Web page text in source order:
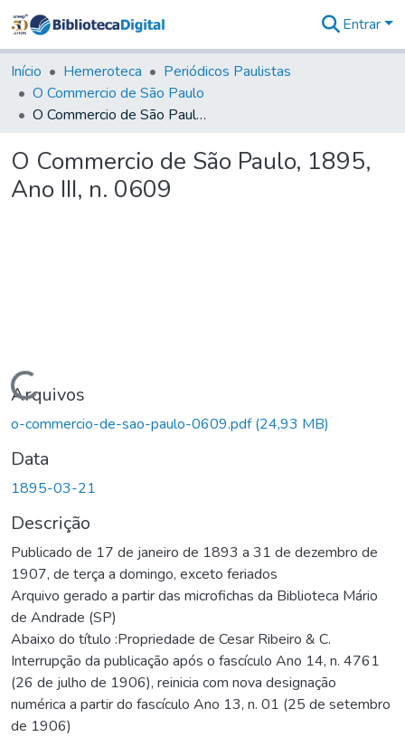
&
Coleções
Tudo na
Biblioteca
Estatísticas
Entrar
Início Hemeroteca
Periódicos Paulistas
O Commercio de São Paulo
O Commercio de São Paulo, 1895, Ano III, n. 0609
O Commercio de São Paulo, 1895,
Ano III, n. 0609
Carregando...
Arquivos
o-commercio-de-sao-paulo-0609.pdf(24,93 MB)
Data
1895-03-21
Descrição
Publicado de 17 de janeiro de 1893 a 31 de dezembro de
1907, de terça a domingo, exceto feriados
Arquivo gerado a partir das microfichas da Biblioteca Mário
de Andrade (SP)
Abaixo do título :Propriedade de Cesar Ribeiro & C.
Interrupção da publicação após o fascículo Ano 14, n. 4761
(26 de julho de 1906), reinicia com nova designação
numérica a partir do fascículo Ano 13, n. 01 (25 de setembro
de 1906)